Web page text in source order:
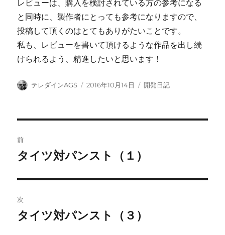
レビューは、購入を検討されている方の参考になる
と同時に、製作者にとっても参考になりますので、
投稿して頂くのはとてもありがたいことです。
私も、レビューを書いて頂けるような作品を出し続
けられるよう、精進したいと思います！
投
テレダインAGS
投
2016年10月14日
カ
開発日記
稿
ビ
ゲ
前
前
投
稿:
タイツ対パンスト（１）
次
次
タイツ対パンスト（３）